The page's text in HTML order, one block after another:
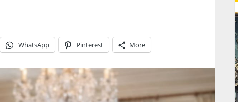
WhatsApp Pinterest More